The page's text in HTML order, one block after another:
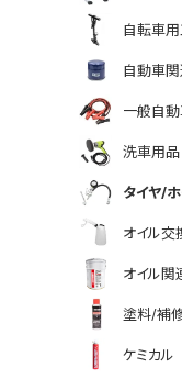
自転車
自動車
一般自
洗車用品
タイヤ/
オイル交
オイル
塗料/補
ケミカル